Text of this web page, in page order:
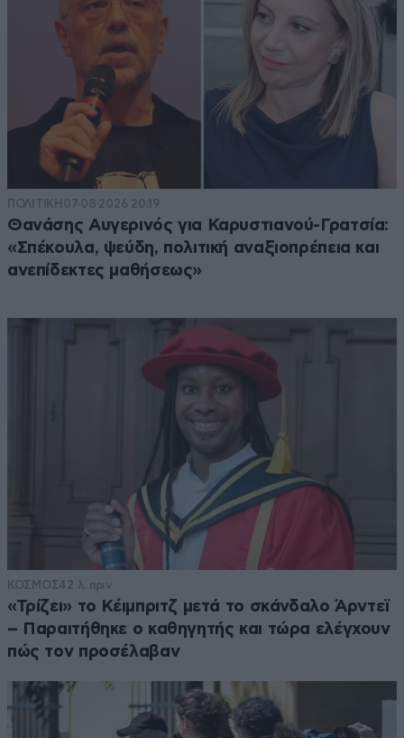
ΠΟΛΙΤΙΚΗ 07·08·2026 20:19
Θανάσης Αυγερινός για Καρυστιανού-Γρατσία:
«Σπέκουλα, ψεύδη, πολιτική αναξιοπρέπεια και
ανεπίδεκτες μαθήσεως»
ΚΟΣΜΟΣ42 λ. πριν
«Τρίζει» το Κέιμπριτζ μετά το σκάνδαλο Άρντεϊ
– Παραιτήθηκε ο καθηγητής και τώρα ελέγχουν
πώς τον προσέλαβαν